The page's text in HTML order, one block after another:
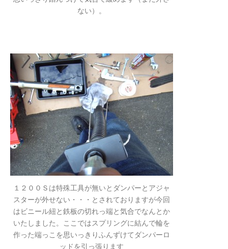
ない）。
１２００Ｓは特殊工具が無いとダンパーとアジャ
スターが外せない・・・とされておりますが今回
はビニール紐と鉄板の切れっ端と気合でなんとか
いたしました。ここではスプリングに結んで輪を
作った端っこを思いっきりふんずけてダンパーロ
ッドを引っ張ります